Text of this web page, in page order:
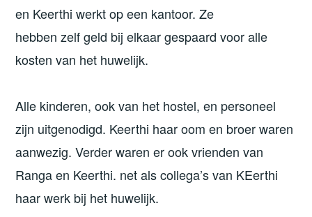
en Keerthi werkt op een kantoor. Ze
hebben zelf geld bij elkaar gespaard voor alle
kosten van het huwelijk.
Alle kinderen, ook van het hostel, en personeel
zijn uitgenodigd. Keerthi haar oom en broer waren
aanwezig. Verder waren er ook vrienden van
Ranga en Keerthi. net als collega’s van KEerthi
haar werk bij het huwelijk.